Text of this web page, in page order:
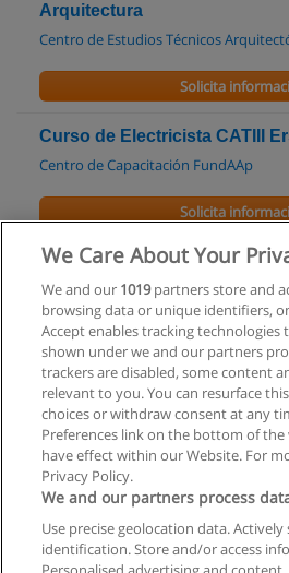
Arquitectura
Centro de Estudios Técnicos
Solicita
Curso de Electricista CATIII
Centro de Capacitación FundAAp
Solicita
Especialización en Ciencia y
Alimentos
UNSE - Universidad Nacional de
Solicita
Privacidad de
Contactar con
We Care About Your
We and our 1019partners store and
browsing data or unique identifiers,
Accept enables tracking
shown under we and our partners
trackers are disabled, some content
relevant to you. You can resurface
choices or withdraw consent at any
Preferences link on the bottom of the
have effect within our Website. For
Privacy Policy.
We and our partners process
Use precise geolocation data.
identification. Store and/or access